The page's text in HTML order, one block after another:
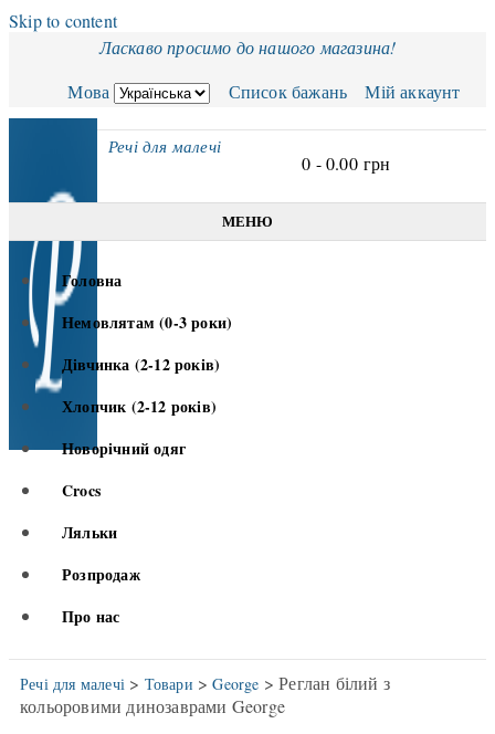
Skip to content
Ласкаво просимо до нашого магазина!
Мова
Список бажань Мій аккаунт
Речі для малечі
0 -0.00 грн
МЕНЮ
Головна
Немовлятам (0-3 роки)
Дівчинка (2-12 років)
Хлопчик (2-12 років)
Новорічний одяг
Crocs
Ляльки
Розпродаж
Про нас
Речі для малечі > Товари >George > Реглан білий з
кольоровими динозаврами George